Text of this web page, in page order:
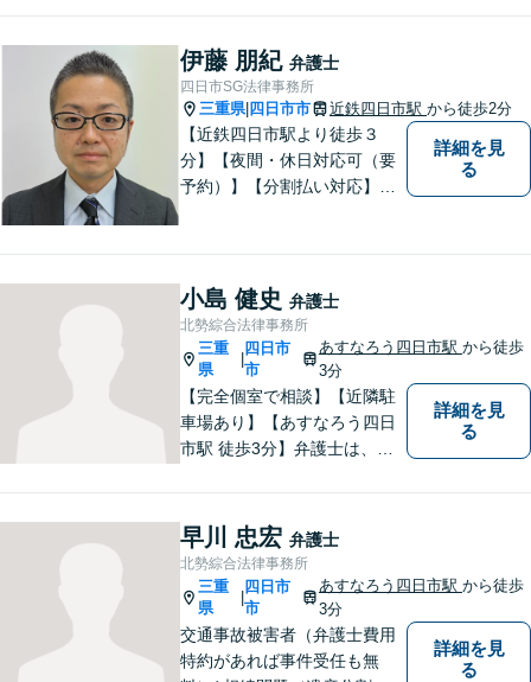
お気軽にご相談ください！
【離婚・男女問題の経験多
数】
伊藤 朋紀 弁護士
四日市SG法律事務所
三重県| 四日市市 近鉄四日市駅 から徒歩2分
【近鉄四日市駅より徒歩３
分】【夜間・休日対応可（要
予約）】【分割払い対応】
して、一緒に解決方法を考え
る手助けをさせていただけれ
ばと思いますので、お気軽に
ご相談ください。
詳細を見
る
小島 健史 弁護士
北勢綜合法律事務所
三重
県
四日市
市
あすなろう四日市駅 から徒歩
3分
【完全個室で相談】【近隣駐
車場あり】【あすなろう四日
市駅 徒歩3分】弁護士は、依
わからないことがあれば、何
でも聞いてください。 問題解
決に向かって一緒に頑張りま
しょう。
詳細を見
る
早川 忠宏 弁護士
北勢綜合法律事務所
三重
県
四日市
市
あすなろう四日市駅 から徒歩
3分
交通事故被害者（弁護士費用
特約があれば事件受任も無
詳細を見
る